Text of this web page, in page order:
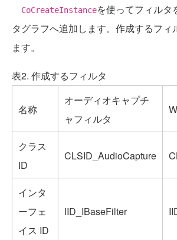
CoCreateInstanceを使ってフィルタ
タグラフへ追加します。作成するフィ
ます。
表2. 作成するフィルタ
名称
オーディオキャプチ
ャフィルタ
クラス
ID
CLSID_AudioCapture
インタ
ーフェ
イス ID
IID_IBaseFilter